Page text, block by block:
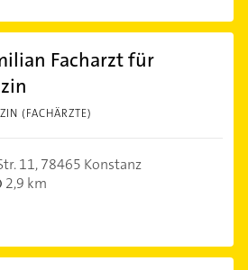
Facharzt für
(FACHÄRZTE)
11,78465 Konstanz
2,9 km